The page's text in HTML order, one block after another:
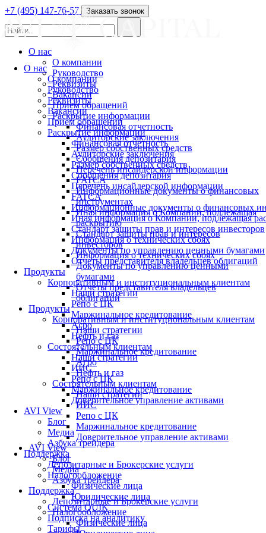
О нас
О компании
Руководство
Реквизиты
Вакансии
Прием обращений
Раскрытие информации
Финансовая отчетность
Аудиторские заключения
Размер собственных средств
Сообщения депозитария
Перечень инсайдерской информации
FATCA
Информационные документы о финансовых
Иная информация о Компании, подлежащая
Стандарт защиты прав и интересов инвесторов
Информация о технических сбоях
Документы по управлению ценными бумагами
Отчеты представителя владельцев облигаций
Продукты
Корпоративным и институциональным клиентам
Наши стратегии
Репо с ЦК
Маржинальное кредитование
Агро
Нефть и газ
Состоятельным клиентам
Наши стратегии
ИИС
Репо с ЦК
Маржинальное кредитование
Доверительное управление активами
AVI View
Блог
Медиа
Азбука трейдера
Поддержка
Депозитарные и Брокерские услуги
Налогообложение
Физические лица
Юридические лица
Система QUIK
Подписка на аналитику
Тарифы
+7 (495) 147-76-57 Заказать звонок
О нас
О компании
Руководство
Реквизиты
Вакансии
Прием обращений
Раскрытие информации
Финансовая отчетность
Аудиторские заключения
Размер собственных средств
Сообщения депозитария
Перечень инсайдерской информации
FATCA
Информационные документы о финансовых
инструментах
Иная информация о Компании, подлежащая
раскрытию
Стандарт защиты прав и интересов
инвесторов
Информация о технических сбоях
Документы по управлению ценными
бумагами
Отчеты представителя владельцев
облигаций
Продукты
Корпоративным и институциональным клиентам
Наши стратегии
Репо с ЦК
Маржинальное кредитование
Агро
Нефть и газ
Состоятельным клиентам
Наши стратегии
ИИС
Репо с ЦК
Маржинальное кредитование
Доверительное управление активами
AVI View
Блог
Медиа
Азбука трейдера
Поддержка
Депозитарные и Брокерские услуги
Налогообложение
Физические лица